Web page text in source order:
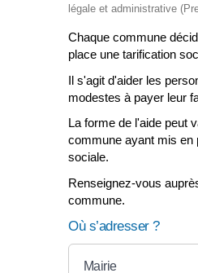
légale et administrative
Chaque commune
place une tarification
Il s'agit d'aider les
modestes à payer leur
La forme de l'aide peut
commune ayant mis en
sociale.
Renseignez-vous
commune.
Où s’adresser ?
Mairie